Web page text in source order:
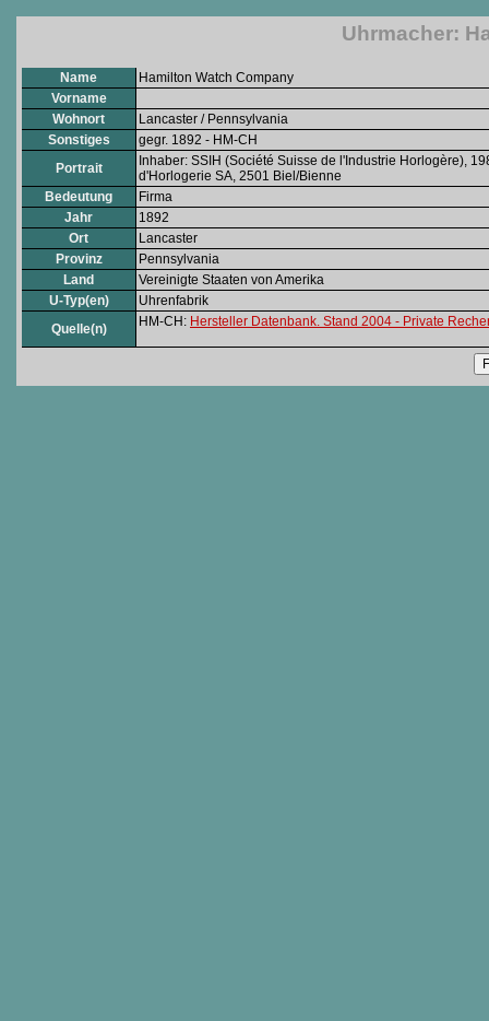
Uhrmacher:
Name
Hamilton Watch Company
Vorname
Wohnort
Lancaster / Pennsylvania
Sonstiges
gegr. 1892 - HM-CH
Portrait
Inhaber: SSIH (Société Suisse de l'Industrie Horlogère),
d'Horlogerie SA, 2501 Biel/Bienne
Bedeutung
Firma
Jahr
1892
Ort
Lancaster
Provinz
Pennsylvania
Land
Vereinigte Staaten von Amerika
U-Typ(en)
Uhrenfabrik
Quelle(n)
HM-CH: Hersteller Datenbank. Stand 2004 - Private